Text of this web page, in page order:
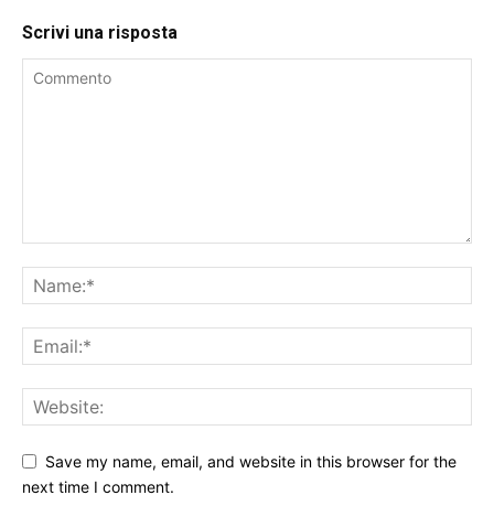
Scrivi una risposta
Save my name, email, and website in this browser for the
next time I comment.